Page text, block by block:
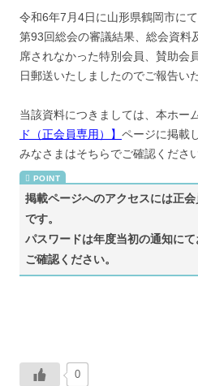
令和6年7月4日に山形県鶴岡市に
第93回総会の審議結果、総会資料
席されなかった特別会員、賛助会
日郵送いたしましたのでご報告い
当該資料につきましては、本ホー
ド（正会員専用）】 ページに掲載
みなさまはそちらでご確認ください
掲載ページへのアクセスには正
です。
パスワードは年度当初の通知に
ご確認ください。
0